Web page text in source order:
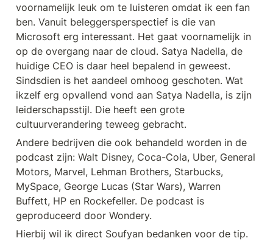
voornamelijk leuk om te luisteren omdat ik een fan
ben. Vanuit beleggersperspectief is die van
Microsoft erg interessant. Het gaat voornamelijk in
op de overgang naar de cloud. Satya Nadella, de
huidige CEO is daar heel bepalend in geweest.
Sindsdien is het aandeel omhoog geschoten. Wat
ikzelf erg opvallend vond aan Satya Nadella, is zijn
leiderschapsstijl. Die heeft een grote
cultuurverandering teweeg gebracht.
Andere bedrijven die ook behandeld worden in de
podcast zijn: Walt Disney, Coca-Cola, Uber, General
Motors, Marvel, Lehman Brothers, Starbucks,
MySpace, George Lucas (Star Wars), Warren
Buffett, HP en Rockefeller. De podcast is
geproduceerd door Wondery.
Hierbij wil ik direct Soufyan bedanken voor de tip.